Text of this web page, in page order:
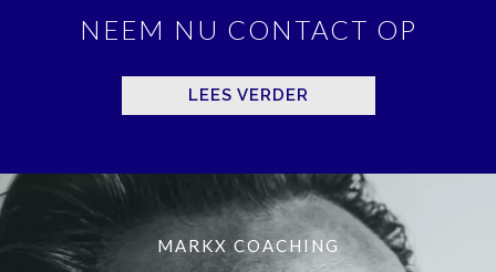
NEEM NU CONTACT OP
LEES VERDER
MARKX COACHING